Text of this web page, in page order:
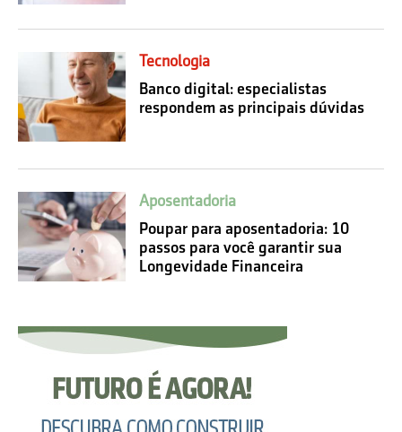
Tecnologia
Banco digital: especialistas
respondem as principais dúvidas
Aposentadoria
Poupar para aposentadoria: 10
passos para você garantir sua
Longevidade Financeira